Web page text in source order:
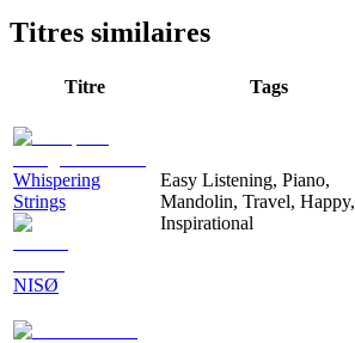
Titres similaires
Titre Tags
Whispering
Strings
NISØ
Easy Listening, Piano,
Mandolin, Travel, Happy,
Inspirational